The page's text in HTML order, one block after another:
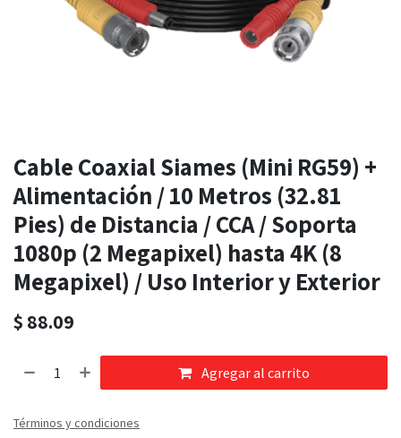
Cable Coaxial Siames (Mini RG59) +
Alimentación / 10 Metros (32.81
Pies) de Distancia / CCA / Soporta
1080p (2 Megapixel) hasta 4K (8
Megapixel) / Uso Interior y Exterior
$ 88.09
Agregar al carrito
Términos y condiciones